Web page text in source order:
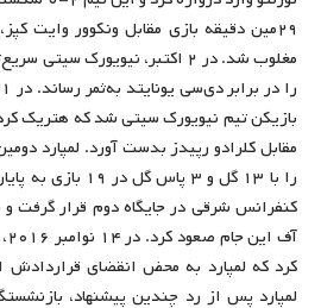
مغلوب شد. در ۲ اکتبر، نیویورک
مقابل کلرادو رپیدز بدست آورد. لمپارد
را با ۱۳ گل و ۳
کنفرانس شرقی در جایگاه دوم قرار گرفت و
کرد که لمپارد به محض انقضای قراردادش